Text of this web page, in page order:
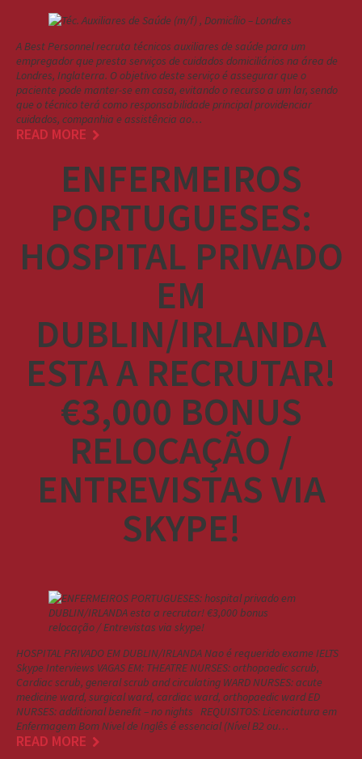
A Best Personnel recruta técnicos auxiliares de saúde para um
empregador que presta serviços de cuidados domiciliários na área de
Londres, Inglaterra. O objetivo deste serviço é assegurar que o
paciente pode manter-se em casa, evitando o recurso a um lar, sendo
que o técnico terá como responsabilidade principal providenciar
cuidados, companhia e assistência ao…
READ MORE
ENFERMEIROS
PORTUGUESES:
HOSPITAL PRIVADO
EM
DUBLIN/IRLANDA
ESTA A RECRUTAR!
€3,000 BONUS
RELOCAÇÃO /
ENTREVISTAS VIA
SKYPE!
HOSPITAL PRIVADO EM DUBLIN/IRLANDA Nao é requerido exame IELTS
Skype Interviews VAGAS EM: THEATRE NURSES: orthopaedic scrub,
Cardiac scrub, general scrub and circulating WARD NURSES: acute
medicine ward, surgical ward, cardiac ward, orthopaedic ward ED
NURSES: additional benefit – no nights REQUISITOS: Licenciatura em
Enfermagem Bom Nivel de Inglês é essencial (Nível B2 ou…
READ MORE